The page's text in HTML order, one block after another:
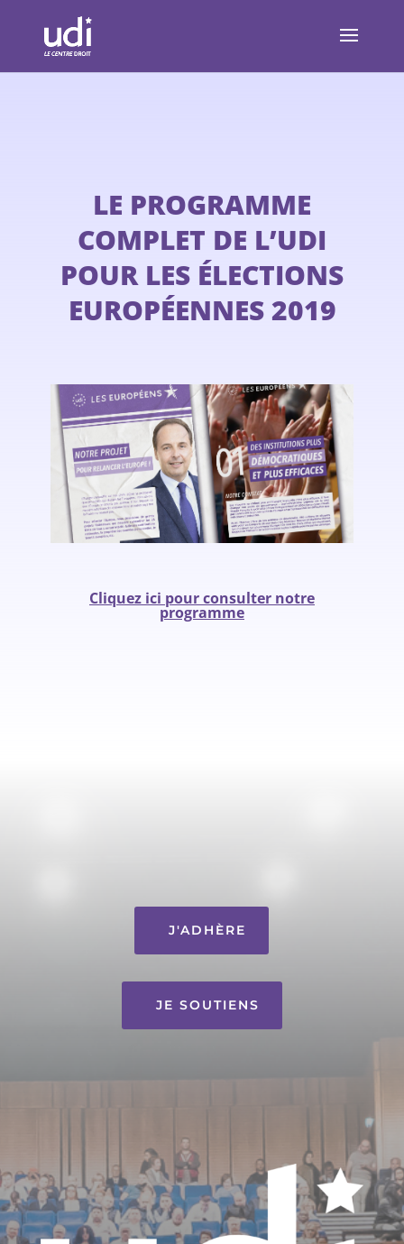
LE PROGRAMME
COMPLET DE L’UDI
POUR LES ÉLECTIONS
EUROPÉENNES 2019
Cliquez ici pour consulter notre
programme
J'ADHÈRE
JE SOUTIENS